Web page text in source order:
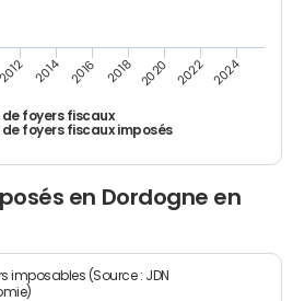
de foyers fiscaux
de foyers fiscaux imposés
2012 2014 2016 2018 2020 2022 2024
en Dordogne en
imposables (Source : JDN